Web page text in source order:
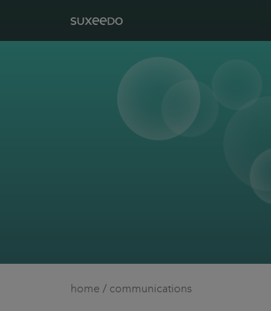
home / communications